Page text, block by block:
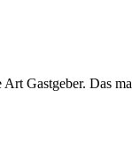
Gastgeber. Das